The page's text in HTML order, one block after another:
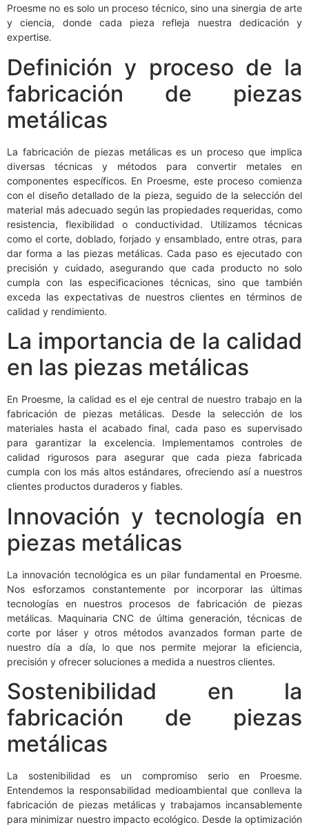
Proesme no es solo un proceso técnico, sino una sinergia de arte
y ciencia, donde cada pieza refleja nuestra dedicación y
expertise.
Definición y proceso de la
fabricación de piezas
metálicas
La fabricación de piezas metálicas es un proceso que implica
diversas técnicas y métodos para convertir metales en
componentes específicos. En Proesme, este proceso comienza
con el diseño detallado de la pieza, seguido de la selección del
material más adecuado según las propiedades requeridas, como
resistencia, flexibilidad o conductividad. Utilizamos técnicas
como el corte, doblado, forjado y ensamblado, entre otras, para
dar forma a las piezas metálicas. Cada paso es ejecutado con
precisión y cuidado, asegurando que cada producto no solo
cumpla con las especificaciones técnicas, sino que también
exceda las expectativas de nuestros clientes en términos de
calidad y rendimiento.
La importancia de la calidad
en las piezas metálicas
En Proesme, la calidad es el eje central de nuestro trabajo en la
fabricación de piezas metálicas. Desde la selección de los
materiales hasta el acabado final, cada paso es supervisado
para garantizar la excelencia. Implementamos controles de
calidad rigurosos para asegurar que cada pieza fabricada
cumpla con los más altos estándares, ofreciendo así a nuestros
clientes productos duraderos y fiables.
Innovación y tecnología en
piezas metálicas
La innovación tecnológica es un pilar fundamental en Proesme.
Nos esforzamos constantemente por incorporar las últimas
tecnologías en nuestros procesos de fabricación de piezas
metálicas. Maquinaria CNC de última generación, técnicas de
corte por láser y otros métodos avanzados forman parte de
nuestro día a día, lo que nos permite mejorar la eficiencia,
precisión y ofrecer soluciones a medida a nuestros clientes.
Sostenibilidad en la
fabricación de piezas
metálicas
La sostenibilidad es un compromiso serio en Proesme.
Entendemos la responsabilidad medioambiental que conlleva la
fabricación de piezas metálicas y trabajamos incansablemente
para minimizar nuestro impacto ecológico. Desde la optimización